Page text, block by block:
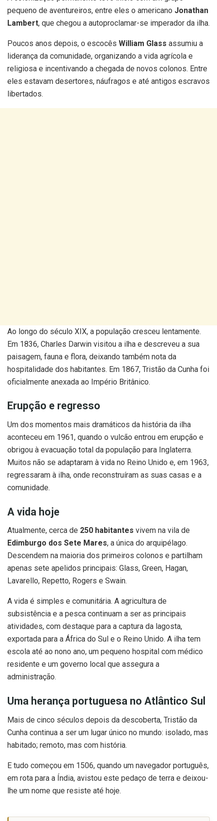
pequeno de aventureiros, entre eles o americano Jonathan
Lambert, que chegou a autoproclamar-se imperador da ilha.
Poucos anos depois, o escocês William Glass assumiu a
liderança da comunidade, organizando a vida agrícola e
religiosa e incentivando a chegada de novos colonos. Entre
eles estavam desertores, náufragos e até antigos escravos
libertados.
Ao longo do século XIX, a população cresceu lentamente.
Em 1836, Charles Darwin visitou a ilha e descreveu a sua
paisagem, fauna e flora, deixando também nota da
hospitalidade dos habitantes. Em 1867, Tristão da Cunha foi
oficialmente anexada ao Império Britânico.
Erupção e regresso
Um dos momentos mais dramáticos da história da ilha
aconteceu em 1961, quando o vulcão entrou em erupção e
obrigou à evacuação total da população para Inglaterra.
Muitos não se adaptaram à vida no Reino Unido e, em 1963,
regressaram à ilha, onde reconstruíram as suas casas e a
comunidade.
A vida hoje
Atualmente, cerca de 250 habitantes vivem na vila de
Edimburgo dos Sete Mares, a única do arquipélago.
Descendem na maioria dos primeiros colonos e partilham
apenas sete apelidos principais: Glass, Green, Hagan,
Lavarello, Repetto, Rogers e Swain.
A vida é simples e comunitária. A agricultura de
subsistência e a pesca continuam a ser as principais
atividades, com destaque para a captura da lagosta,
exportada para a África do Sul e o Reino Unido. A ilha tem
escola até ao nono ano, um pequeno hospital com médico
residente e um governo local que assegura a
administração.
Uma herança portuguesa no Atlântico Sul
Mais de cinco séculos depois da descoberta, Tristão da
Cunha continua a ser um lugar único no mundo: isolado, mas
habitado; remoto, mas com história.
E tudo começou em 1506, quando um navegador português,
em rota para a Índia, avistou este pedaço de terra e deixou-
lhe um nome que resiste até hoje.